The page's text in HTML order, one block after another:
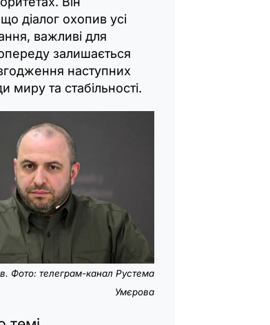
діалог охопив усі
важливі для
залишається
наступних
миру та стабільності.
Фото: телеграм-канал Рустема
Умєрова